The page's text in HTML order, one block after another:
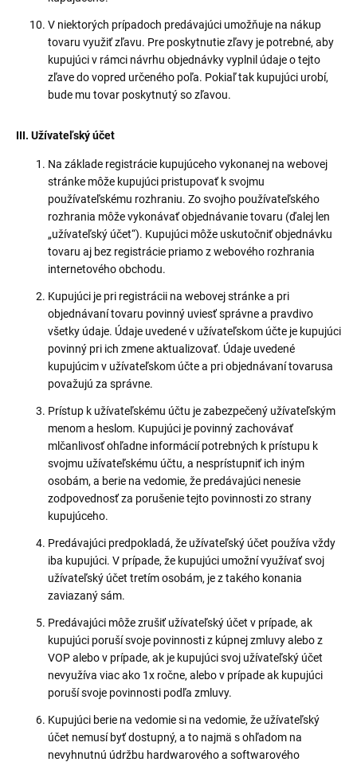
V niektorých prípadoch predávajúci umožňuje na nákup
tovaru využiť zľavu. Pre poskytnutie zľavy je potrebné, aby
kupujúci v rámci návrhu objednávky vyplnil údaje o tejto
zľave do vopred určeného poľa. Pokiaľ tak kupujúci urobí,
bude mu tovar poskytnutý so zľavou.
III. Užívateľský účet
Na základe registrácie kupujúceho vykonanej na webovej
stránke môže kupujúci pristupovať k svojmu
používateľskému rozhraniu. Zo svojho používateľského
rozhrania môže vykonávať objednávanie tovaru (ďalej len
„užívateľský účet“). Kupujúci môže uskutočniť objednávku
tovaru aj bez registrácie priamo z webového rozhrania
internetového obchodu.
Kupujúci je pri registrácii na webovej stránke a pri
objednávaní tovaru povinný uviesť správne a pravdivo
všetky údaje. Údaje uvedené v užívateľskom účte je kupujúci
povinný pri ich zmene aktualizovať. Údaje uvedené
kupujúcim v užívateľskom účte a pri objednávaní tovarusa
považujú za správne.
Prístup k užívateľskému účtu je zabezpečený užívateľským
menom a heslom. Kupujúci je povinný zachovávať
mlčanlivosť ohľadne informácií potrebných k prístupu k
svojmu užívateľskému účtu, a nesprístupniť ich iným
osobám, a berie na vedomie, že predávajúci nenesie
zodpovednosť za porušenie tejto povinnosti zo strany
kupujúceho.
Predávajúci predpokladá, že užívateľský účet používa vždy
iba kupujúci. V prípade, že kupujúci umožní využívať svoj
užívateľský účet tretím osobám, je z takého konania
zaviazaný sám.
Predávajúci môže zrušiť užívateľský účet v prípade, ak
kupujúci poruší svoje povinnosti z kúpnej zmluvy alebo z
VOP alebo v prípade, ak je kupujúci svoj užívateľský účet
nevyužíva viac ako 1x ročne, alebo v prípade ak kupujúci
poruší svoje povinnosti podľa zmluvy.
Kupujúci berie na vedomie si na vedomie, že užívateľský
účet nemusí byť dostupný, a to najmä s ohľadom na
nevyhnutnú údržbu hardwarového a softwarového